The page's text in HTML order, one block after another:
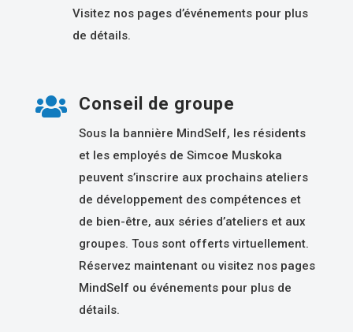
Visitez nos pages d’événements pour plus
de détails.
 Conseil de groupe
Sous la bannière MindSelf, les résidents
et les employés de Simcoe Muskoka
peuvent s’inscrire aux prochains ateliers
de développement des compétences et
de bien-être, aux séries d’ateliers et aux
groupes. Tous sont offerts virtuellement.
Réservez maintenant ou visitez nos pages
MindSelf ou événements pour plus de
détails.